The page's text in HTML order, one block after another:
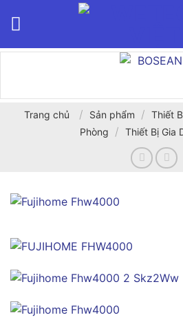
Trang chủ / Sản phẩm / Thiết
Phòng
/ Thiết Bị Gia